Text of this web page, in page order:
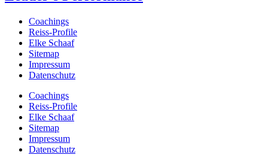
Coachings
Reiss-Profile
Elke Schaaf
Sitemap
Impressum
Datenschutz
Coachings
Reiss-Profile
Elke Schaaf
Sitemap
Impressum
Datenschutz